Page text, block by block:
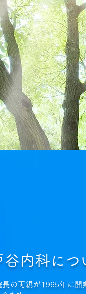
谷内科につ
長の両親が1965年に